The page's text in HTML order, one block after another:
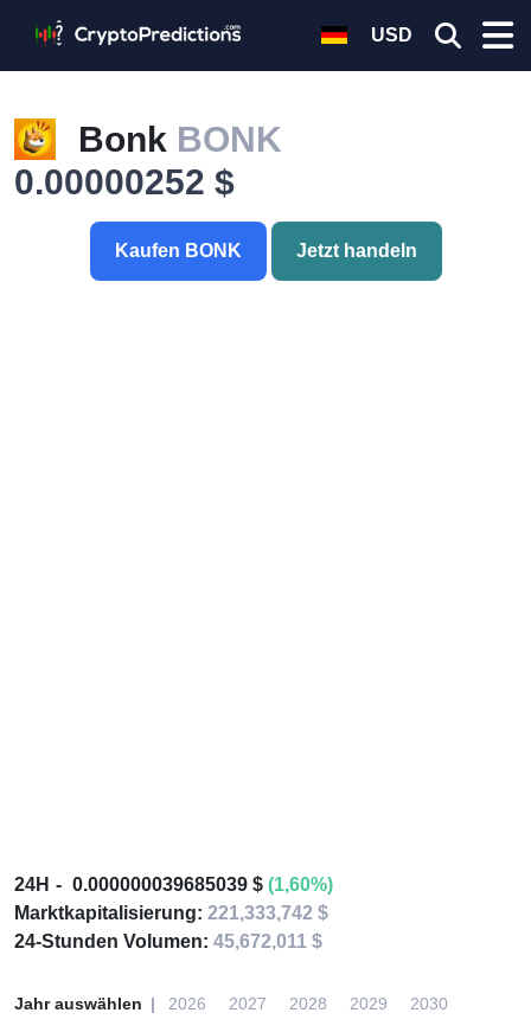
USD
Bonk BONK
0.00000252 $
Kaufen BONK Jetzt handeln
24H 0.000000039685039 $ (1,60%)
Marktkapitalisierung: 221,333,742 $
24-Stunden Volumen: 45,672,011 $
Jahr auswählen 2026 2027 2028 2029 2030